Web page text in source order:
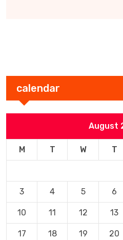
calendar
August
M T W T
3 4 5 6
10 11 12 13
17 18 19 20